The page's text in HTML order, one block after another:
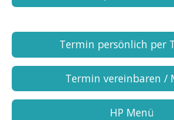
Termin persönlich per
Termin vereinbaren /
HP Menü